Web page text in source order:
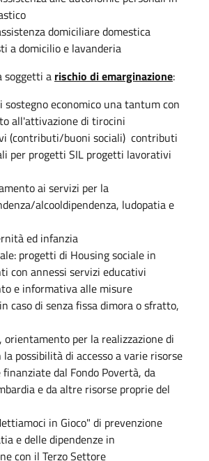
domiciliare domestica
a domicilio e lavanderia
soggetti a rischio di emarginazione:
economico una tantum con
all'attivazione di tirocini
(contributi/buoni sociali) contributi
per progetti SIL progetti lavorativi
ai servizi per la
alcooldipendenza, ludopatia e
ed infanzia
progetti di Housing sociale in
con annessi servizi educativi
e informativa alle misure
caso di senza fissa dimora o sfratto,
per la realizzazione di
possibilità di accesso a varie risorse
dal Fondo Povertà, da
e da altre risorse proprie del
in Gioco" di prevenzione
e delle dipendenze in
con il Terzo Settore